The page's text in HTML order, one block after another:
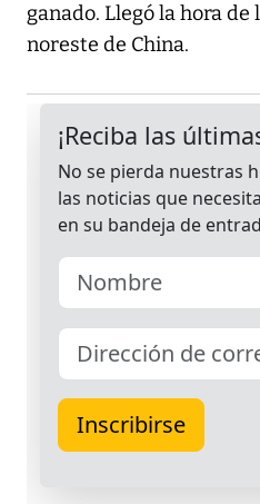
ganado. Llegó la hora de
noreste de China.